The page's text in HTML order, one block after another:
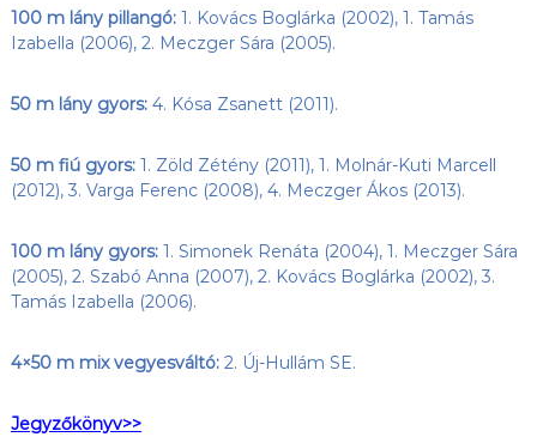
100 m lány pillangó: 1. Kovács Boglárka (2002), 1. Tamás
Izabella (2006), 2. Meczger Sára (2005).
50 m lány gyors:4. Kósa Zsanett (2011).
50 m fiú gyors:1. Zöld Zétény (2011), 1. Molnár-Kuti Marcell
(2012), 3. Varga Ferenc (2008), 4. Meczger Ákos (2013).
100 m lány gyors:1. Simonek Renáta (2004), 1. Meczger Sára
(2005), 2. Szabó Anna (2007), 2. Kovács Boglárka (2002), 3.
Tamás Izabella (2006).
4×50 m mix vegyesváltó:2. Új-Hullám SE.
Jegyzőkönyv>>